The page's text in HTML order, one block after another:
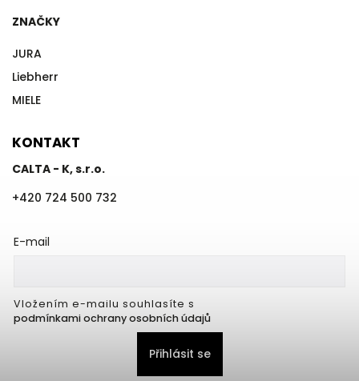
ZNAČKY
JURA
Liebherr
MIELE
KONTAKT
CALTA - K, s.r.o.
+420 724 500 732
E-mail
Vložením e-mailu souhlasíte s
podmínkami ochrany osobních údajů
Přihlásit se